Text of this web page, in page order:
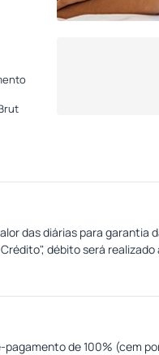
das diárias para
débito será
de 100% (cem